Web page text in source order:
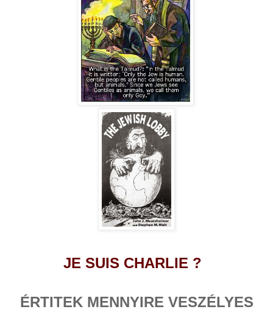
JE SUIS CHARLIE ?
ÉRTITEK MENNYIRE VESZÉLYES